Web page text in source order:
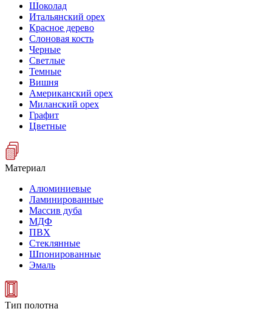
Шоколад
Итальянский орех
Красное дерево
Слоновая кость
Черные
Светлые
Темные
Вишня
Американский орех
Миланский орех
Графит
Цветные
Материал
Алюминиевые
Ламинированные
Массив дуба
МДФ
ПВХ
Стеклянные
Шпонированные
Эмаль
Тип полотна